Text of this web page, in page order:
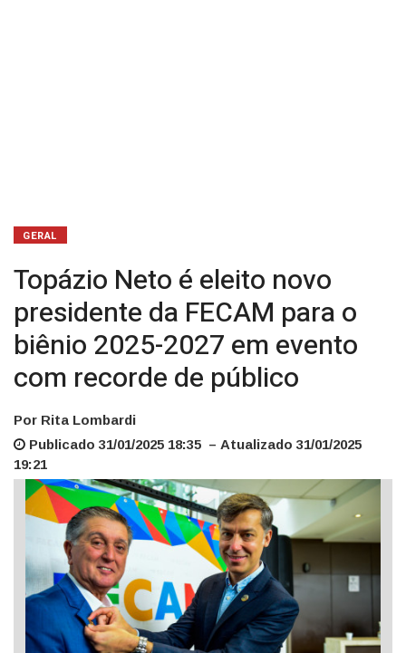
com
recorde
de
público
GERAL
Topázio Neto é eleito novo
presidente da FECAM para o
biênio 2025-2027 em evento
com recorde de público
Por Rita Lombardi
Publicado 31/01/2025 18:35 – Atualizado 31/01/2025
19:21